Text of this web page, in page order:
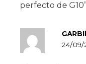
perfecto de G10”
24/09/